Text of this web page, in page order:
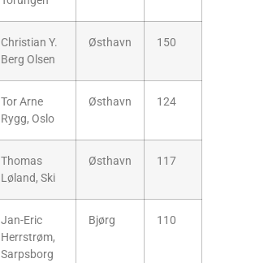
Christian Y.
Berg Olsen
Østhavn 150
Tor Arne
Rygg, Oslo
Østhavn 124
Thomas
Løland, Ski
Østhavn 117
Jan-Eric
Herrstrøm,
Sarpsborg
Bjørg 110